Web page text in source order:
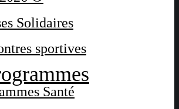
Solidaires
sportives
Santé